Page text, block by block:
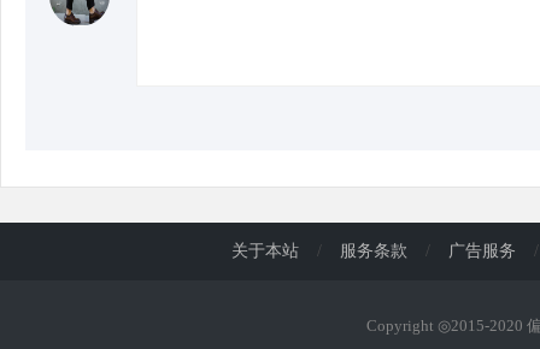
关于本站 / 服务条款 / 广告服务 /
Copyright ◎2015-2020